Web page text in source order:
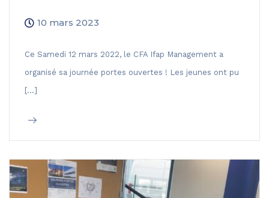
10 mars 2023
Ce Samedi 12 mars 2022, le CFA Ifap Management a
organisé sa journée portes ouvertes ! Les jeunes ont pu
[…]